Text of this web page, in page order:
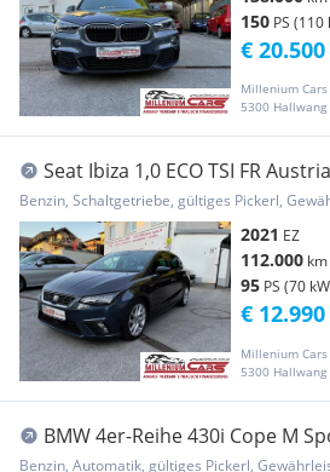
150 PS (110
Millenium
5300 Hallwang
€ 20.500
Seat Ibiza 1,0 ECO TSI FR
Finanzi...
Benzin, Schaltgetriebe, gültiges Pickerl,
2021 EZ
112.000 km
95 PS (70
Millenium
5300 Hallwang
€ 12.990
BMW 4er-Reihe 430i Cope M
Benzin, Automatik, gültiges Pickerl,